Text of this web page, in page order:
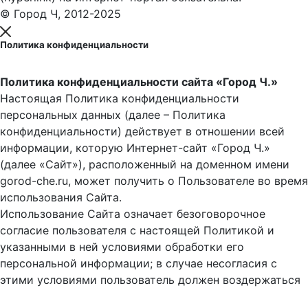
© Город Ч, 2012-2025
Политика конфиденциальности
Политика конфиденциальности сайта «Город Ч.»
Настоящая Политика конфиденциальности
персональных данных (далее – Политика
конфиденциальности) действует в отношении всей
информации, которую Интернет-сайт «Город Ч.»
(далее «Сайт»), расположенный на доменном имени
gorod-che.ru, может получить о Пользователе во время
использования Cайта.
Использование Сайта означает безоговорочное
согласие пользователя с настоящей Политикой и
указанными в ней условиями обработки его
персональной информации; в случае несогласия с
этими условиями пользователь должен воздержаться